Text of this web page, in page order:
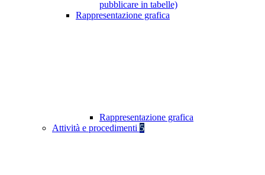
pubblicare in tabelle)
Rappresentazione grafica
Rappresentazione grafica
Attività e procedimenti 5